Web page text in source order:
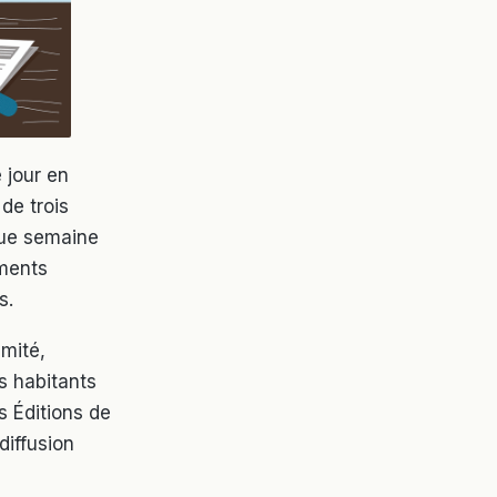
jour en
trois
semaine
habitants
Éditions de